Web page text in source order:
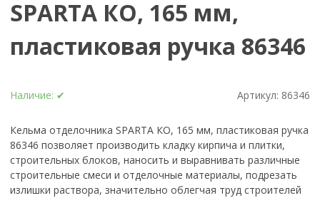
SPARTA КО, 165 мм,
пластиковая ручка 86346
Наличие: ✔ Артикул: 86346
Кельма отделочника SPARTA КО, 165 мм, пластиковая ручка
86346 позволяет производить кладку кирпича и плитки,
строительных блоков, наносить и выравнивать различные
строительные смеси и отделочные материалы, подрезать
излишки раствора, значительно облегчая труд строителей